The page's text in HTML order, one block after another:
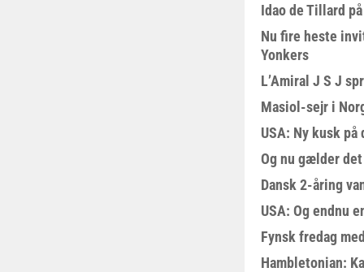
Idao de Tillard
Nu fire heste
Yonkers
L’Amiral J S J
Masiol-sejr i
USA: Ny kusk på
Og nu gælder
Dansk 2-åring
USA: Og endnu
Fynsk fredag
Hambletonian: